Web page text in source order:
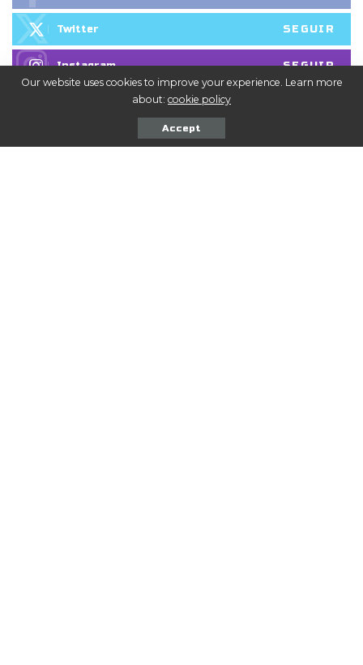
Twitter SEGUIR
Instagram SEGUIR
Our website uses cookies to improve your experience. Learn more
about: cookie policy
Accept